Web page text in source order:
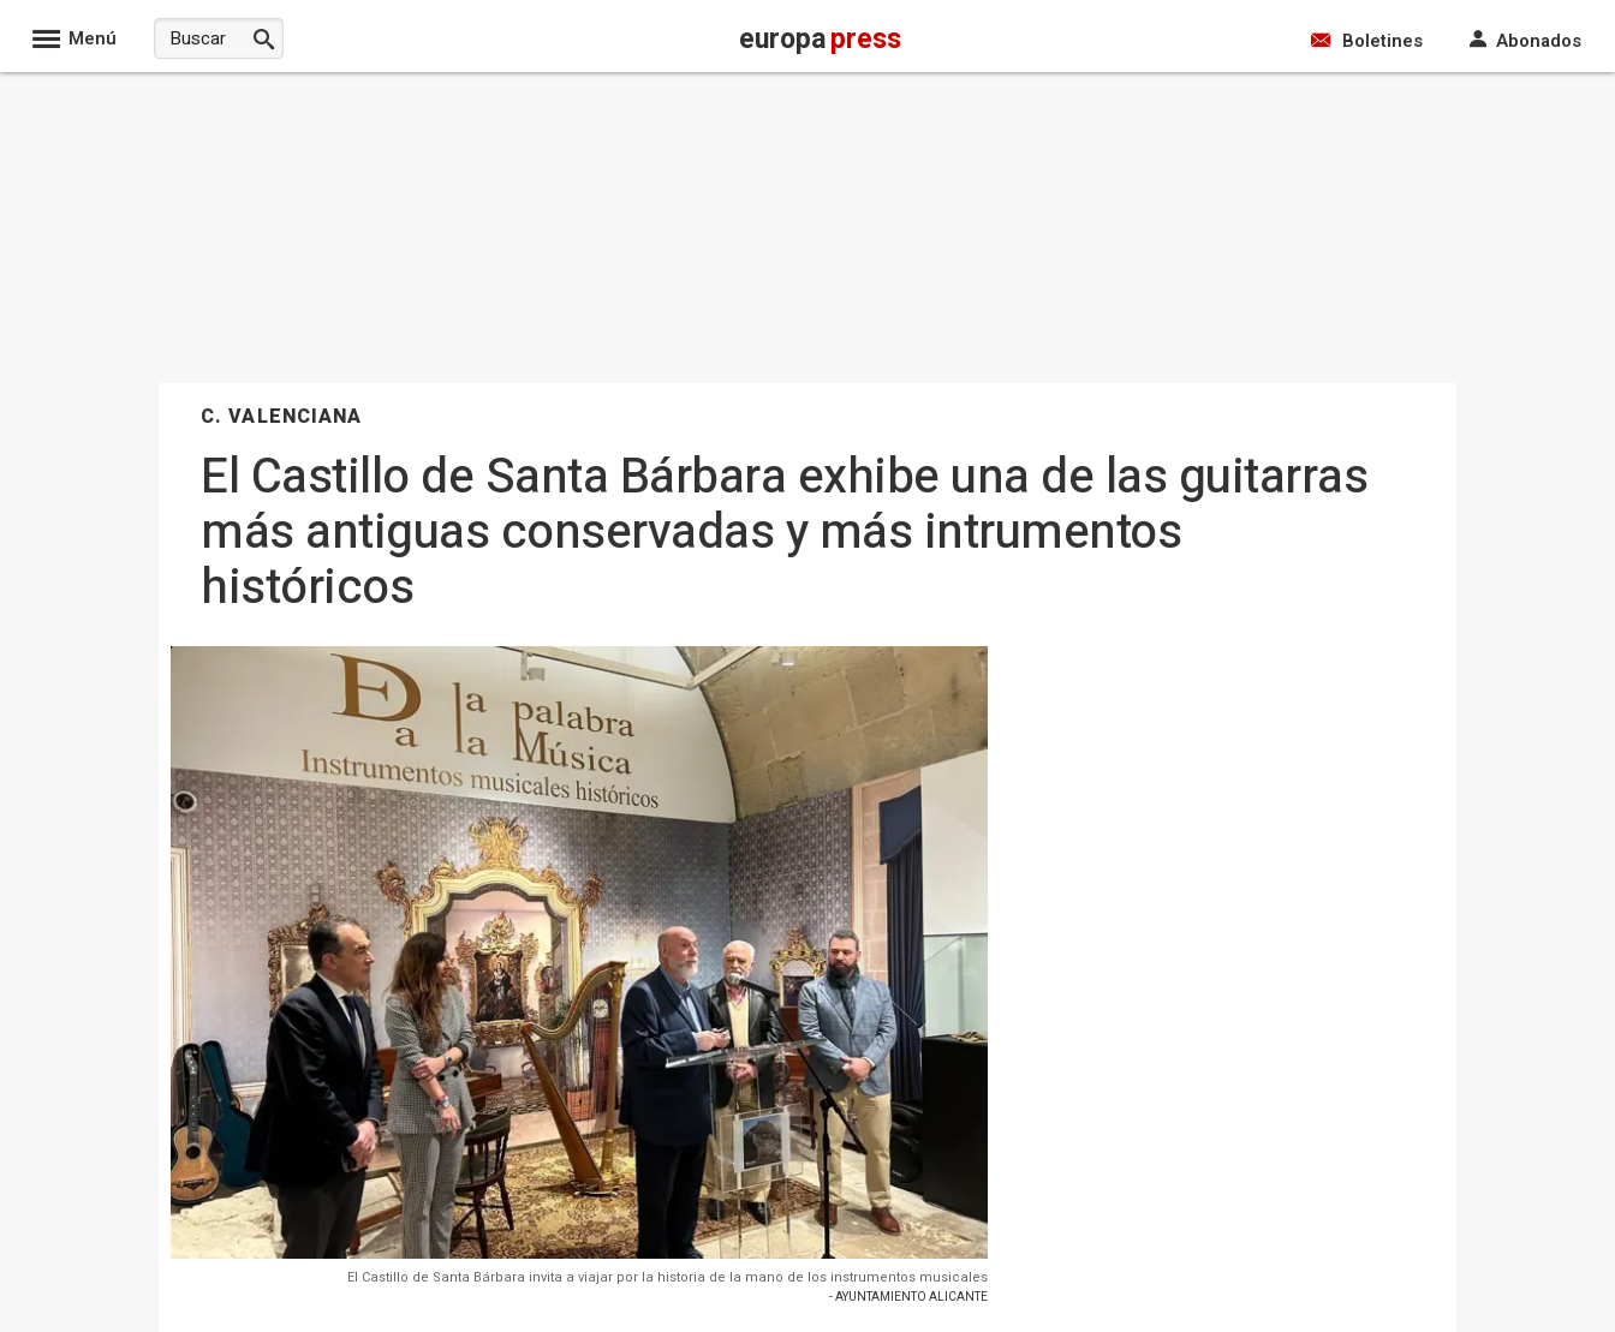
Menú europapress Boletines Abonados
C. VALENCIANA
El Castillo de Santa Bárbara exhibe una de las guitarras
más antiguas conservadas y más intrumentos
históricos
El Castillo de Santa Bárbara invita a viajar por la historia de la mano de los instrumentos musicales
- AYUNTAMIENTO ALICANTE